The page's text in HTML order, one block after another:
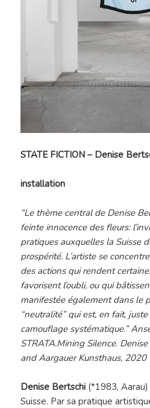
STATE FICTION – Denise
installation
“Le thème central de Denise
feinte innocence des fleurs:
pratiques auxquelles la Suisse
prospérité. L’artiste se
des actions qui rendent
favorisent l’oubli, ou qui
manifestée également dans le
“neutralité” qui est, en fait,
camouflage systématique.”
STRATA.Mining Silence.
and Aargauer Kunsthaus, 2020
Denise Bertschi (*1983,
Suisse. Par sa pratique